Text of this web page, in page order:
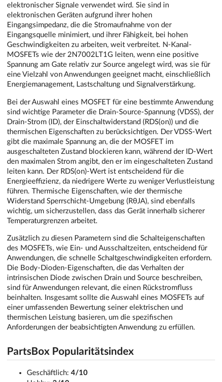
elektronischer Signale verwendet wird. Sie sind in
elektronischen Geräten aufgrund ihrer hohen
Eingangsimpedanz, die die Stromaufnahme von der
Eingangsquelle minimiert, und ihrer Fähigkeit, bei hohen
Geschwindigkeiten zu arbeiten, weit verbreitet. N-Kanal-
MOSFETs wie der 2N7002LT1G leiten, wenn eine positive
Spannung am Gate relativ zur Source angelegt wird, was sie für
eine Vielzahl von Anwendungen geeignet macht, einschließlich
Energiemanagement, Lastschaltung und Signalverstärkung.
Bei der Auswahl eines MOSFET für eine bestimmte Anwendung
sind wichtige Parameter die Drain-Source-Spannung (VDSS), der
Drain-Strom (ID), der Einschaltwiderstand (RDS(on)) und die
thermischen Eigenschaften zu berücksichtigen. Der VDSS-Wert
gibt die maximale Spannung an, die der MOSFET im
ausgeschalteten Zustand blockieren kann, während der ID-Wert
den maximalen Strom angibt, den er im eingeschalteten Zustand
leiten kann. Der RDS(on)-Wert ist entscheidend für die
Energieeffizienz, da niedrigere Werte zu weniger Verlustleistung
führen. Thermische Eigenschaften, wie der thermische
Widerstand Sperrschicht-Umgebung (RθJA), sind ebenfalls
wichtig, um sicherzustellen, dass das Gerät innerhalb sicherer
Temperaturgrenzen arbeitet.
Zusätzlich zu diesen Parametern sind die Schalteigenschaften
des MOSFETs, wie Ein- und Ausschaltzeiten, entscheidend für
Anwendungen, die schnelle Schaltgeschwindigkeiten erfordern.
Die Body-Dioden-Eigenschaften, die das Verhalten der
intrinsischen Diode zwischen Drain und Source beschreiben,
sind für Anwendungen relevant, die einen Rückstromfluss
beinhalten. Insgesamt sollte die Auswahl eines MOSFETs auf
einer umfassenden Bewertung seiner elektrischen und
thermischen Leistung basieren, um die spezifischen
Anforderungen der beabsichtigten Anwendung zu erfüllen.
PartsBox Popularitätsindex
Geschäftlich: 4/10